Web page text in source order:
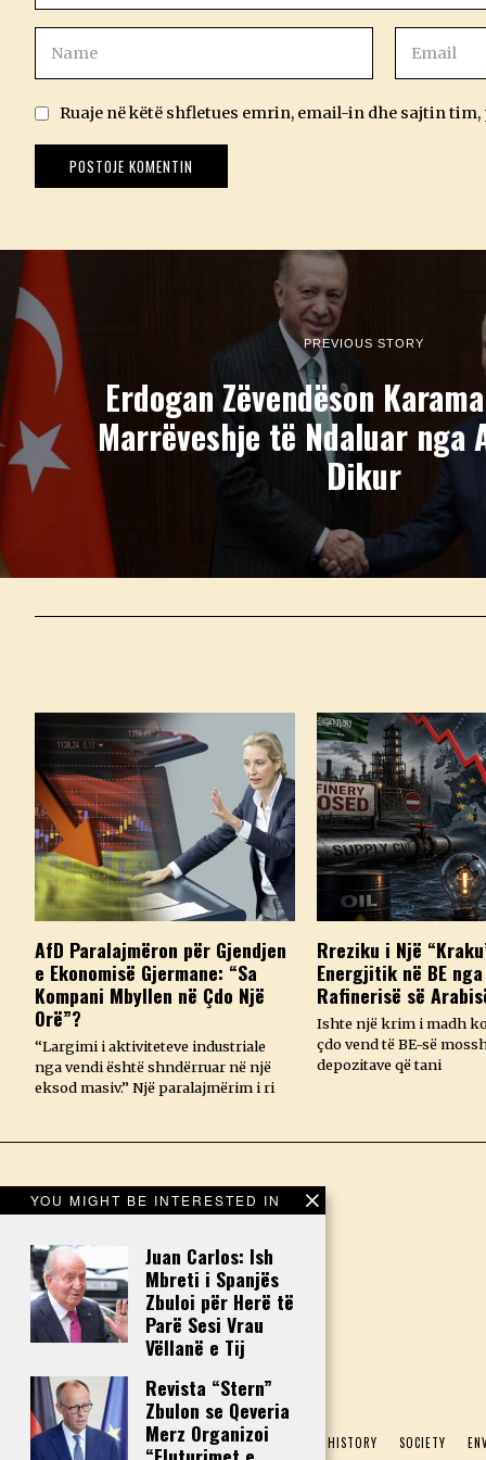
Ruaje në këtë shfletues emrin, email-in dhe sajtin
PREVIOUS STORY
Erdogan Zëvendëson
Marrëveshje të Ndaluar nga
Dikur
AfD Paralajmëron për Gjendjen
e Ekonomisë Gjermane: “Sa
Kompani Mbyllen në Çdo Një
Orë”?
“Largimi i aktiviteteve industriale
nga vendi është shndërruar në një
eksod masiv.” Një paralajmërim i ri
Rreziku i Një
Energjitik në BE
Rafinerisë së
Ishte një krim i madh
çdo vend të BE-së
depozitave që tani
YOU MIGHT BE INTERESTED IN
Juan Carlos: Ish
Mbreti i Spanjës
Zbuloi për Herë të
Parë Sesi Vrau
Vëllanë e Tij
Revista “Stern”
Zbulon se Qeveria
Merz Organizoi
HOME POLITICS ECONOMY CULTURE HISTORY SOCIETY